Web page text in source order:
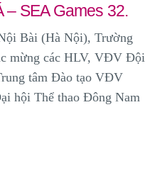
SEA Games 32.
Bài (Hà Nội), Trường
mừng các HLV, VĐV Đội
tâm Đào tạo VĐV
hội Thể thao Đông Nam